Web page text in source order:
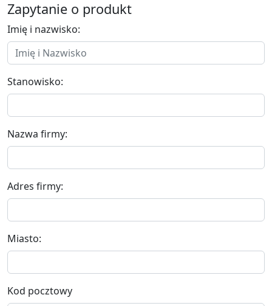
Zapytanie o produkt
Imię i nazwisko:
Stanowisko:
Nazwa firmy:
Adres firmy:
Miasto:
Kod pocztowy